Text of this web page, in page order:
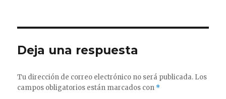
Deja una respuesta
Tu dirección de correo electrónico no será publicada. Los
campos obligatorios están marcados con *